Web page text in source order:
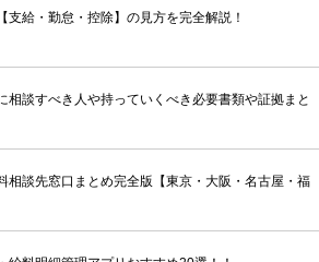
支給・勤怠・控除】の見方を完全解説！
相談すべき人や持っていくべき必要書類や証拠まと
相談先窓口まとめ完全版【東京・大阪・名古屋・福